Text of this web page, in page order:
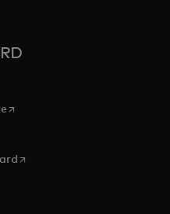
opens in a new tab
a new tab
opens in a new tab
in a new tab